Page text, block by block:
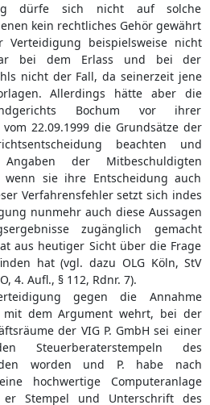
dürfe sich nicht auf solche
kein rechtliches Gehör gewährt
beispielsweise nicht
bei dem Erlass und bei der
nicht der Fall, da seinerzeit jene
Allerdings hätte aber die
Bochum vor ihrer
22.09.1999 die Grundsätze der
beachten und
der Mitbeschuldigten
wenn sie ihre Entscheidung auch
Verfahrensfehler setzt sich indes
nunmehr auch diese Aussagen
zugänglich gemacht
aus heutiger Sicht über die Frage
hat (vgl. dazu OLG Köln, StV
4. Aufl., § 112, Rdnr. 7).
gegen die Annahme
mit dem Argument wehrt, bei der
der VIG P. GmbH sei einer
Steuerberaterstempeln des
worden und P. habe nach
hochwertige Computeranlage
er Stempel und Unterschrift des